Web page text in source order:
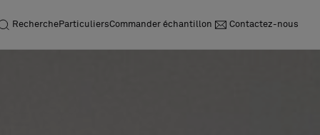
RechercheParticuliersCommander échantillon Contactez-nous